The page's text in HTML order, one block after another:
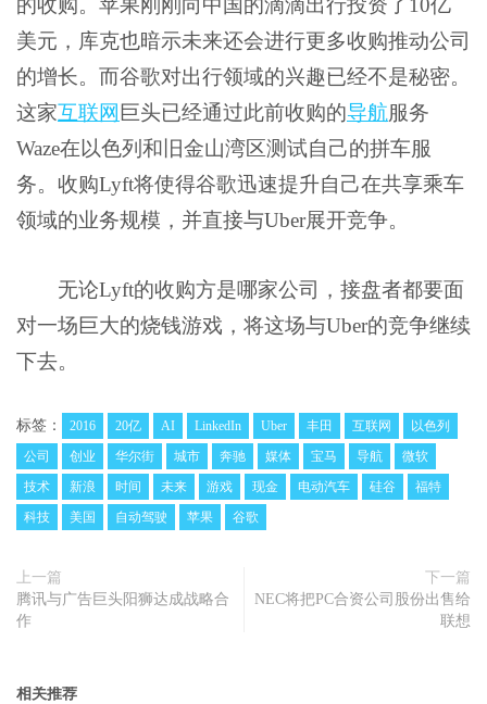
的收购。苹果刚刚向中国的滴滴出行投资了10亿
美元，库克也暗示未来还会进行更多收购推动公司
的增长。而谷歌对出行领域的兴趣已经不是秘密。
这家互联网巨头已经通过此前收购的导航服务
Waze在以色列和旧金山湾区测试自己的拼车服
务。收购Lyft将使得谷歌迅速提升自己在共享乘车
领域的业务规模，并直接与Uber展开竞争。
无论Lyft的收购方是哪家公司，接盘者都要面
对一场巨大的烧钱游戏，将这场与Uber的竞争继续
下去。
标签： 2016 20亿 AI LinkedIn Uber 丰田 互联网
以色列
公司
创业 华尔街 城市 奔驰 媒体 宝马 导航
微软
技术
新浪 时间 未来 游戏 现金 电动汽车 硅谷
福特
科技
美国 自动驾驶 苹果 谷歌
上一篇
腾讯与广告巨头阳狮达成战略合
作
下一篇
NEC将把PC合资公司股份出售给
联想
相关推荐